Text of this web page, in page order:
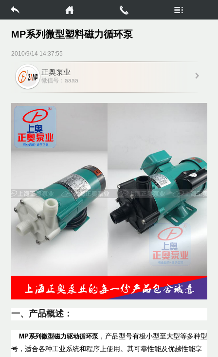
MP系列微型塑料磁力循环泵
2010/9/14 14:37:55
正奥泵业
微信号：aaaa
一、产品概述：
MP系列微型磁力驱动循环泵，产品型号有极小型至大型等多种型
号，适合各种工业系统和程序上使用。其可靠性能及优越性能享